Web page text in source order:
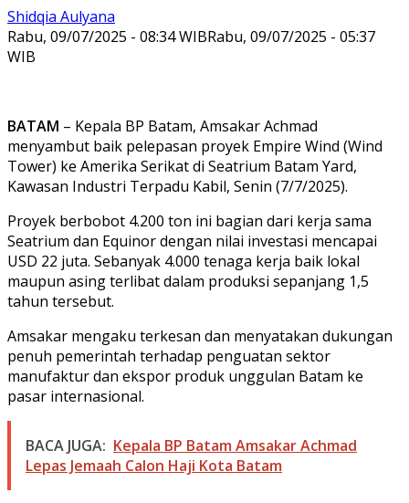
Shidqia Aulyana
Rabu, 09/07/2025 - 08:34 WIBRabu, 09/07/2025 - 05:37
WIB
BATAM – Kepala BP Batam, Amsakar Achmad
menyambut baik pelepasan proyek Empire Wind (Wind
Tower) ke Amerika Serikat di Seatrium Batam Yard,
Kawasan Industri Terpadu Kabil, Senin (7/7/2025).
Proyek berbobot 4.200 ton ini bagian dari kerja sama
Seatrium dan Equinor dengan nilai investasi mencapai
USD 22 juta. Sebanyak 4.000 tenaga kerja baik lokal
maupun asing terlibat dalam produksi sepanjang 1,5
tahun tersebut.
Amsakar mengaku terkesan dan menyatakan dukungan
penuh pemerintah terhadap penguatan sektor
manufaktur dan ekspor produk unggulan Batam ke
pasar internasional.
BACA JUGA: Kepala BP Batam Amsakar Achmad
Lepas Jemaah Calon Haji Kota Batam